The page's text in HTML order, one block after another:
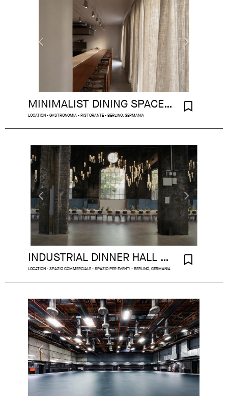
MINIMALIST DINING SPACE BERLIN
LOCATION - GASTRONOMIA - RISTORANTE - BERLINO, GERMANIA
INDUSTRIAL DINNER HALL BERLIN
LOCATION - SPAZIO COMMERCIALE - SPAZIO PER EVENTI - BERLINO, GERMANIA